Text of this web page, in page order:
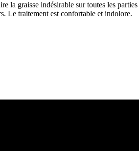
la graisse indésirable sur toutes les
Le traitement est confortable et indolore.